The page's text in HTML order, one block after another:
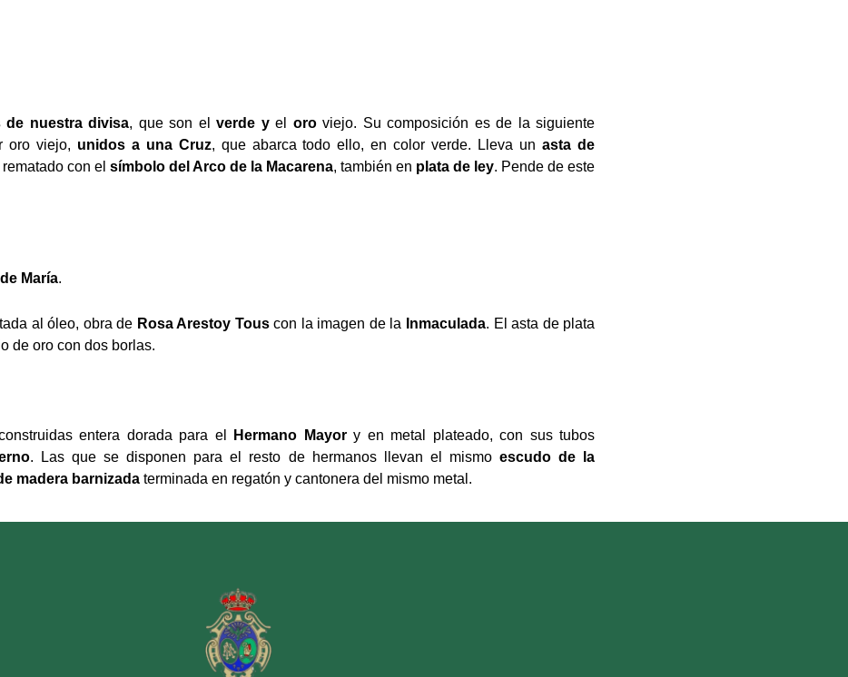
de nuestra divisa, que son elverde yel oroviejo. Su composición es de la siguiente
oro viejo, unidos a una Cruz, que abarca todo ello, en color verde. Lleva unasta de
rematado con elsímbolo del Arco de la Macarena, también en plata de ley. Pende de este
María.
al óleo, obra de Rosa Arestoy Touscon la imagen de la Inmaculada. El asta de plata
de oro con dos borlas.
entera dorada para el Hermano Mayory en metal plateado, con sus tubos
. Las que se disponen para el resto de hermanos llevan el mismoescudo de la
madera barnizada terminada en regatón y cantonera del mismo metal.